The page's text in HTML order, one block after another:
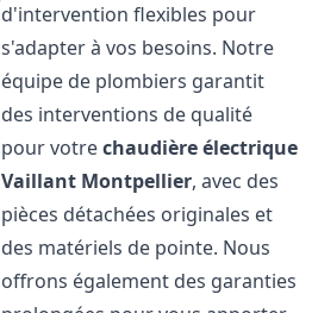
d'intervention flexibles pour
s'adapter à vos besoins. Notre
équipe de plombiers garantit
des interventions de qualité
pour votrechaudière électrique
Vaillant Montpellier, avec des
pièces détachées originales et
des matériels de pointe. Nous
offrons également des garanties